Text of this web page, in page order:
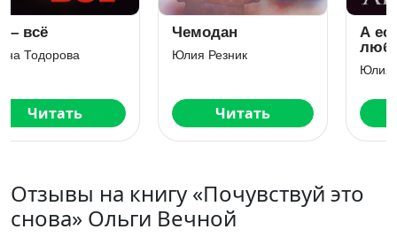
Чемодан
Юлия Резник
Читать
А если это
Читать
Отзывы на книгу «Почувствуй это
снова» Ольги Вечной